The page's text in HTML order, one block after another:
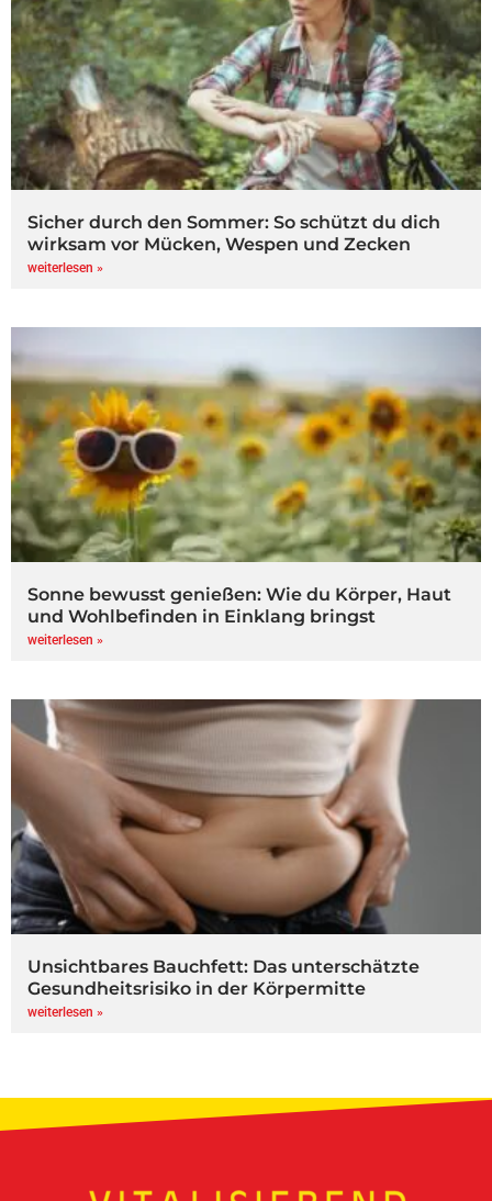
Sicher durch den Sommer: So schützt du dich
wirksam vor Mücken, Wespen und Zecken
weiterlesen »
Sonne bewusst genießen: Wie du Körper, Haut
und Wohlbefinden in Einklang bringst
weiterlesen »
Unsichtbares Bauchfett: Das unterschätzte
Gesundheitsrisiko in der Körpermitte
weiterlesen »